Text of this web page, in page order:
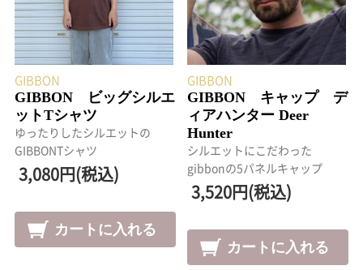
GIBBON
GIBBON ビッグシルエ
ットTシャツ
ゆったりしたシルエットの
GIBBONTシャツ
3,080円(税込)
GIBBON
GIBBON キャップ デ
ィアハンター Deer
Hunter
シルエットにこだわった
gibbonの5パネルキャップ
3,520円(税込)